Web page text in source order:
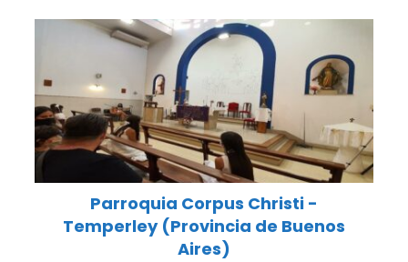
Parroquia Corpus Christi -
Temperley (Provincia de Buenos
Aires)